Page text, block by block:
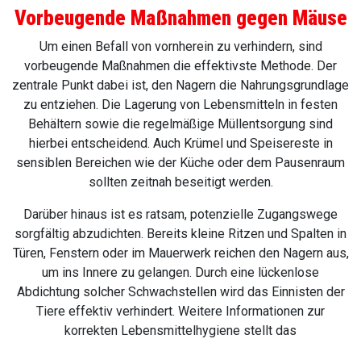
Vorbeugende Maßnahmen gegen Mäuse
Um einen Befall von vornherein zu verhindern, sind
vorbeugende Maßnahmen die effektivste Methode. Der
zentrale Punkt dabei ist, den Nagern die Nahrungsgrundlage
zu entziehen. Die Lagerung von Lebensmitteln in festen
Behältern sowie die regelmäßige Müllentsorgung sind
hierbei entscheidend. Auch Krümel und Speisereste in
sensiblen Bereichen wie der Küche oder dem Pausenraum
sollten zeitnah beseitigt werden.
Darüber hinaus ist es ratsam, potenzielle Zugangswege
sorgfältig abzudichten. Bereits kleine Ritzen und Spalten in
Türen, Fenstern oder im Mauerwerk reichen den Nagern aus,
um ins Innere zu gelangen. Durch eine lückenlose
Abdichtung solcher Schwachstellen wird das Einnisten der
Tiere effektiv verhindert. Weitere Informationen zur
korrekten Lebensmittelhygiene stellt das